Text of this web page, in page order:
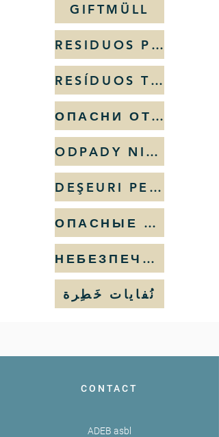
GIFTMÜLL
RESIDUOS PELIGROSOS
RESÍDUOS TÓXICOS
ОПАСНИ ОТПАДЪЦИ
ODPADY NIEBEZPIECZNE
DEŞEURI PERICULOASE
ОПАСНЫЕ ОТХОДЫ
НЕБЕЗПЕЧНІ ВІДХОДИ
نُفايات خَطِرة
CONTACT
ADEB asbl